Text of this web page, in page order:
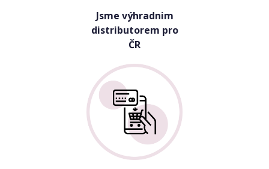
Jsme výhradnim
distributorem pro
ČR